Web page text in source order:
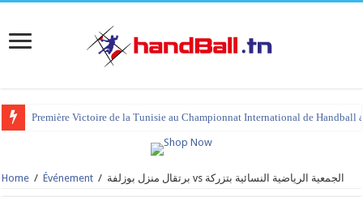
Première Victoire de la Tunisie au Championnat International de Handball
Home / Événement / برتقال منزل بوزلفة vs الجمعية الرياضية النسائية بتزركة